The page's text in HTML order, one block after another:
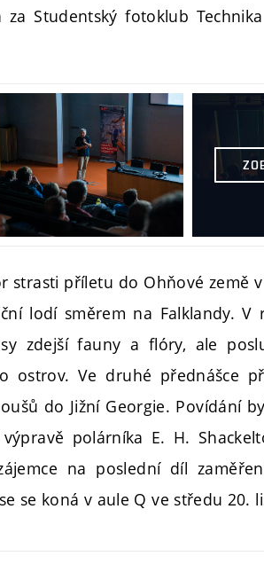
Studentský fotoklub
strasti příletu do Ohňové země
lodí směrem na Falklandy. V
zdejší fauny a flóry, ale
Ve druhé přednášce
do Jižní Georgie. Povídání
polárníka E. H.
na poslední díl
se koná v aule Q ve středu 20.